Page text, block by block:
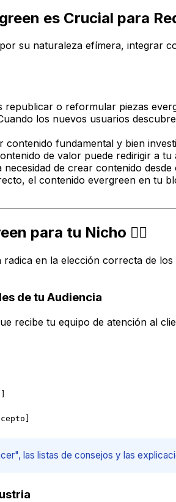
es Crucial para
su naturaleza efímera, integrar
republicar o reformular piezas
los nuevos usuarios
contenido fundamental y bien
de valor puede redirigir a
necesidad de crear contenido desde
el contenido evergreen en tu
para tu Nicho 🕵️‍♀️
en la elección correcta de
de tu Audiencia
recibe tu equipo de atención al
las listas de consejos y las